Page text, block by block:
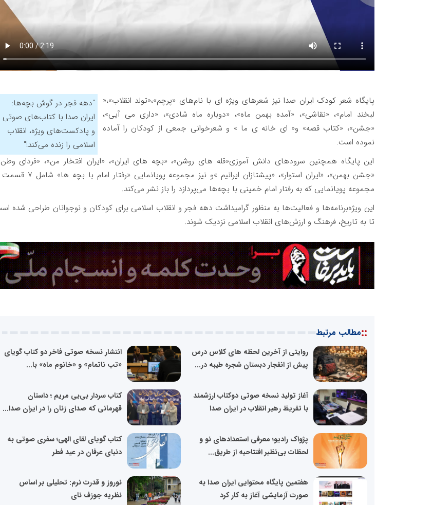
"دهه فجر در گوش بچه‌ها:
ایران صدا با کتاب‌های صوتی
و پادکست‌های ویژه، انقلاب
اسلامی را زنده می‌کند!"
پایگاه شعر کودک ایران صدا نیز شعرهای ویژه ای با نام‌های «پرچم»،«تولد انقلاب»،«
لبخند امام»، «نقاشی»، «آمده بهمن ماه»، «دوباره ماه شادی»، «داری می آیی»،
«جشن»، «کتاب قصه» و« ای خانه ی ما » و شعرخوانی جمعی از کودکان را آماده
نموده است.
این پایگاه همچنین سرودهای دانش آموزی«قله های روشن»، «بچه های ایران»، «ایران افتخار من»، «فردای
«جشن بهمن»، «ایران استوار»، «پیشتازان ایرانیم »و نیز مجموعه پویانمایی «رفتار
مجموعه پویانمایی که به رفتار امام خمینی با بچه‌ها می‌پردازد را باز نشر می‌کند.
این ویژه‌برنامه‌ها و فعالیت‌ها به منظور گرامیداشت دهه فجر و انقلاب اسلامی برای کودکان و نوجوانان طراحی شده
تا به تاریخ، فرهنگ و ارزش‌های انقلاب اسلامی نزدیک شوند.
::مطالب مرتبط
روایتی از آخرین لحظه های کلاس درس
پیش از انفجار دبستان شجره طیبه در...
انتشار نسخه صوتی فاخر دو کتاب گویای
«تب ناتمام» و «خانوم ماه» با...
آغاز تولید نسخه صوتی دوکتاب ارزشمند
با تقریظ رهبر انقلاب در ایران صدا
کتاب سردار بی‌بی مریم ؛ داستان
قهرمانی که صدای زنان را در ایران صدا...
پژواک رادیو؛ معرفی استعدادهای نو و
لحظات بی‌نظیر افتتاحیه از طریق...
کتاب گویای لقای الهی؛ سفری صوتی به
دنیای عرفان در عید فطر
هفتمین پایگاه محتوایی ایران صدا به
صورت آزمایشی آغاز به کار کرد
نوروز و قدرت نرم: تحلیلی بر اساس
نظریه جوزف نای